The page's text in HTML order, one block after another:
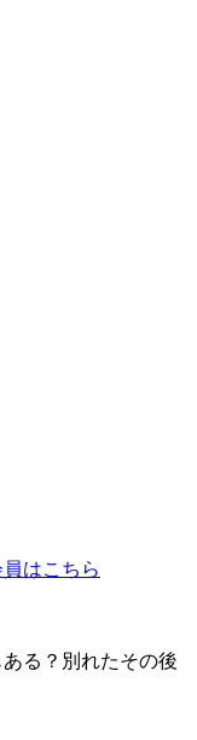
はこちら
る？別れたその後